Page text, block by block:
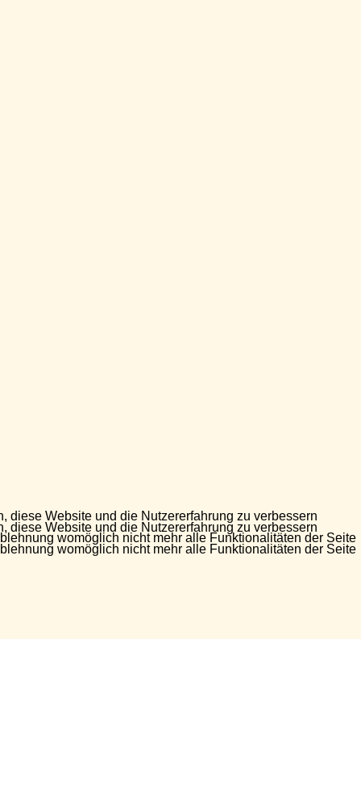
diese Website und die Nutzererfahrung zu verbessern
womöglich nicht mehr alle Funktionalitäten der Seite
diese Website und die Nutzererfahrung zu verbessern
womöglich nicht mehr alle Funktionalitäten der Seite